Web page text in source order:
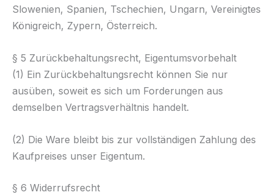
Slowenien, Spanien, Tschechien, Ungarn, Vereinigtes
Königreich, Zypern, Österreich.
§ 5 Zurückbehaltungsrecht, Eigentumsvorbehalt
(1) Ein Zurückbehaltungsrecht können Sie nur
ausüben, soweit es sich um Forderungen aus
demselben Vertragsverhältnis handelt.
(2) Die Ware bleibt bis zur vollständigen Zahlung des
Kaufpreises unser Eigentum.
§ 6 Widerrufsrecht